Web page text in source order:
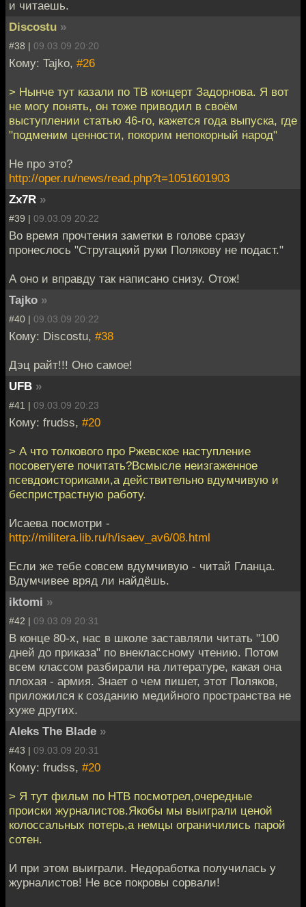
и читаешь.
Discostu »
#38 | 09.03.09 20:20
Кому: Tajko, #26
> Нынче тут казали по ТВ концерт Задорнова. Я вот
не могу понять, он тоже приводил в своём
выступлении статью 46-го, кажется года выпуска, где
"подменим ценности, покорим непокорный народ"
Не про это?
http://oper.ru/news/read.php?t=1051601903
Zx7R »
#39 | 09.03.09 20:22
Во время прочтения заметки в голове сразу
пронеслось "Стругацкий руки Полякову не подаст."
А оно и вправду так написано снизу. Отож!
Tajko »
#40 | 09.03.09 20:22
Кому: Discostu, #38
Дэц райт!!! Оно самое!
UFB »
#41 | 09.03.09 20:23
Кому: frudss, #20
> А что толкового про Ржевское наступление
посоветуете почитать?Всмысле неизгаженное
псевдоисториками,а действительно вдумчивую и
беспристрастную работу.
Исаева посмотри -
http://militera.lib.ru/h/isaev_av6/08.html
Если же тебе совсем вдумчивую - читай Гланца.
Вдумчивее вряд ли найдёшь.
iktomi »
#42 | 09.03.09 20:31
В конце 80-х, нас в школе заставляли читать "100
дней до приказа" по внеклассному чтению. Потом
всем классом разбирали на литературе, какая она
плохая - армия. Знает о чем пишет, этот Поляков,
приложился к созданию медийного пространства не
хуже других.
Aleks The Blade »
#43 | 09.03.09 20:31
Кому: frudss, #20
> Я тут фильм по НТВ посмотрел,очередные
происки журналистов.Якобы мы выиграли ценой
колоссальных потерь,а немцы ограничились парой
сотен.
И при этом выиграли. Недоработка получилась у
журналистов! Не все покровы сорвали!